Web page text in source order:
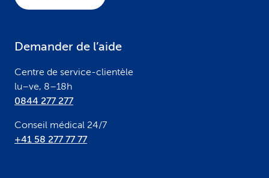
Demander de l’aide
Centre de service-clientèle
lu–ve, 8–18h
0844 277 277
Conseil médical 24/7
+41 58 277 77 77